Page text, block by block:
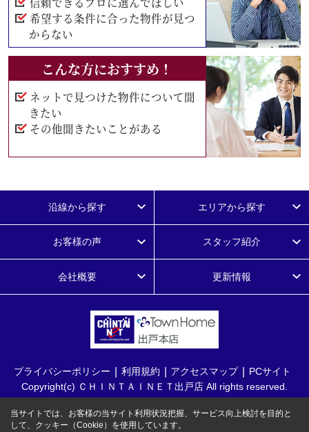
希望する条件に合った物件が見つ
からない
こんな方におすすめ！
ネットで見つけた物件について聞
きたい
その他聞きたいことがある
沿線から探す エリアから探す
お客様の声 スタッフ紹介
会社概要 更新情報
プライバシーポリシー 利用規約 アクセスマップ
PCサイト
Copyright(c) ＣＨＩＮＴＡＩＮＥＴ出戸店 All rights reserved.
当サイトでは、お客様の当サイト利用状況把握、サービス向上検討を目的と
して、クッキー（Cookie）を使用しています。